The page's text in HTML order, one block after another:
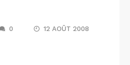
0 12 AOÛT 2008